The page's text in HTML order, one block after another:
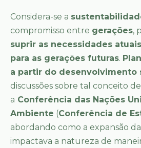
Considera-se a
compromisso entre gerações,
suprir as necessidades
para as gerações futuras.
a partir do desenvolvimento
discussões sobre tal conceito
a Conferência das Nações
Ambiente (Conferência de
abordando como a expansão
impactava a natureza de